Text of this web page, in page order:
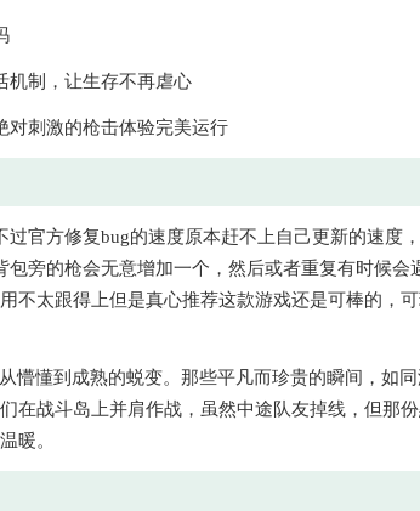
机制，让生存不再虐心
对刺激的枪击体验完美运行
官方修复bug的速度原本赶不上自己更新的速度
旁的枪会无意增加一个，然后或者重复有时候会
不太跟得上但是真心推荐这款游戏还是可棒的，
懵懂到成熟的蜕变。那些平凡而珍贵的瞬间，如
在战斗岛上并肩作战，虽然中途队友掉线，但那
暖。